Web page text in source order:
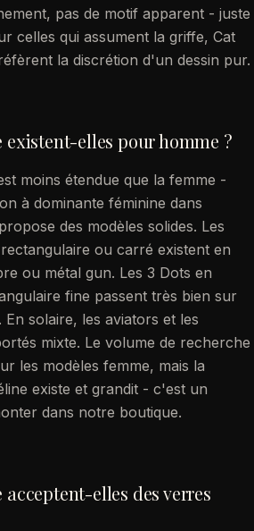
pas de motif apparent - juste
celles qui assument la griffe, Cat
la discrétion d'un dessin pur.
existent-elles pour homme ?
moins étendue que la femme -
à dominante féminine dans
des modèles solides. Les
ou carré existent en
ou métal gun. Les 3 Dots en
fine passent très bien sur
En solaire, les aviators et les
mixte. Le volume de recherche
les modèles femme, mais la
existe et grandit - c'est un
dans notre boutique.
elles des verres